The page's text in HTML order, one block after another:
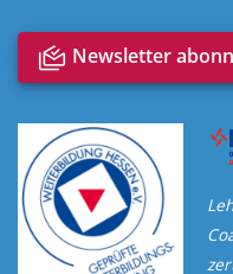
notification_multiple Newsletter